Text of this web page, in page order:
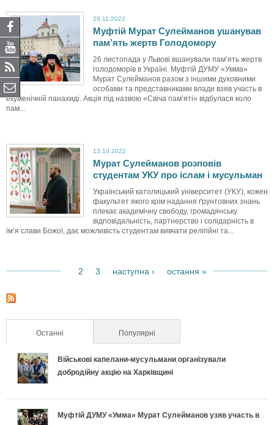
28.11.2022
Муфтій Мурат Сулейманов ушанував
пам’ять жертв Голодомору
26 листопада у Львові вшанували пам’ять жертв
голодоморів в Україні. Муфтій ДУМУ «Умма»
Мурат Сулейманов разом з іншими духовними
особами та представниками влади взяв участь в
екуменічній панахиді. Акція під назвою «Свіча пам’яті» відбулася коло
пам...
13.10.2022
Мурат Сулейманов розповів
студентам УКУ про іслам і мусульман
Український католицький університет (УКУ), кожен
факультет якого крім надання ґрунтовних знань
плекає академічну свободу, громадянську
відповідальність, партнерство і солідарність в
ім’я слави Божої, дає можливість студентам вивчати релігійні та...
С
т
о
2 3 наступна › остання »
Останні (активна вкладка)Популярні
Військові капелани-мусульмани організували
добродійну акцію на Харківщині
Муфтій ДУМУ «Умма» Мурат Сулейманов узяв участь в